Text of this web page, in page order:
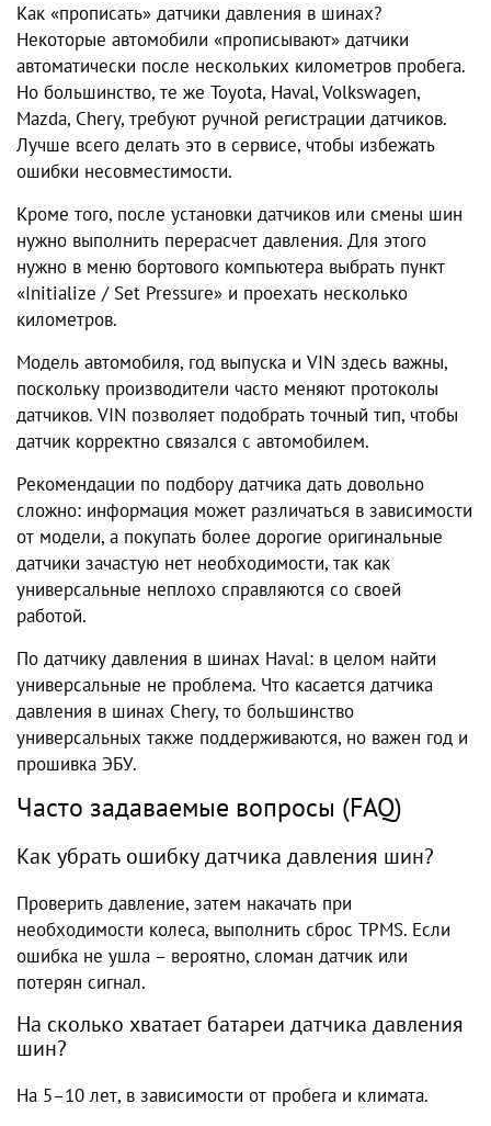
Как «прописать» датчики давления в шинах?
Некоторые автомобили «прописывают» датчики
автоматически после нескольких километров пробега.
Но большинство, те же Toyota, Haval, Volkswagen,
Mazda, Chery, требуют ручной регистрации датчиков.
Лучше всего делать это в сервисе, чтобы избежать
ошибки несовместимости.
Кроме того, после установки датчиков или смены шин
нужно выполнить перерасчет давления. Для этого
нужно в меню бортового компьютера выбрать пункт
«Initialize / Set Pressure» и проехать несколько
километров.
Модель автомобиля, год выпуска и VIN здесь важны,
поскольку производители часто меняют протоколы
датчиков. VIN позволяет подобрать точный тип, чтобы
датчик корректно связался с автомобилем.
Рекомендации по подбору датчика дать довольно
сложно: информация может различаться в зависимости
от модели, а покупать более дорогие оригинальные
датчики зачастую нет необходимости, так как
универсальные неплохо справляются со своей
работой.
По датчику давления в шинах Haval: в целом найти
универсальные не проблема. Что касается датчика
давления в шинах Chery, то большинство
универсальных также поддерживаются, но важен год и
прошивка ЭБУ.
Часто задаваемые вопросы (FAQ)
Как убрать ошибку датчика давления шин?
Проверить давление, затем накачать при
необходимости колеса, выполнить сброс TPMS. Если
ошибка не ушла – вероятно, сломан датчик или
потерян сигнал.
На сколько хватает батареи датчика давления
шин?
На 5–10 лет, в зависимости от пробега и климата.